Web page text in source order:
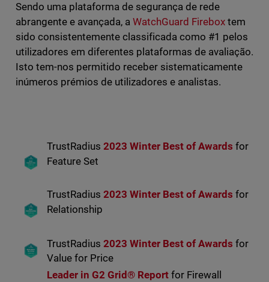
Sendo uma plataforma de segurança de rede
abrangente e avançada, a WatchGuard Firebox tem
sido consistentemente classificada como #1 pelos
utilizadores em diferentes plataformas de avaliação.
Isto tem-nos permitido receber sistematicamente
inúmeros prémios de utilizadores e analistas.
TrustRadius 2023 Winter Best of Awards for
Feature Set
TrustRadius 2023 Winter Best of Awards for
Relationship
TrustRadius 2023 Winter Best of Awards for
Value for Price
Leader in G2 Grid® Reportfor Firewall